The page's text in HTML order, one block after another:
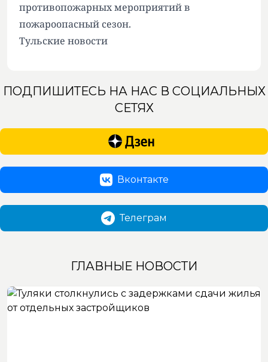
противопожарных мероприятий в
пожароопасный сезон.
Тульские новости
ПОДПИШИТЕСЬ НА НАС В СОЦИАЛЬНЫХ
СЕТЯХ
Вконтакте
Телеграм
ГЛАВНЫЕ НОВОСТИ